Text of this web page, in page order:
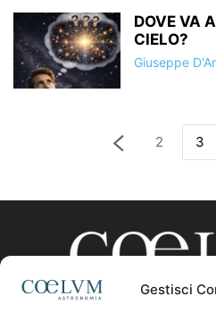
Gestisci
DOVE VA
CIELO?
Giuseppe
2 3